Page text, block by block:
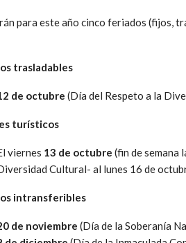
para este año cinco feriados (fijos,
trasladables
de octubre (Día del Respeto a la
turísticos
viernes 13 de octubre(fin de semana
Cultural- al lunes 16 de
intransferibles
de noviembre (Día de la Soberanía